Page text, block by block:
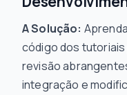
A Solução:
código dos
revisão
integração e